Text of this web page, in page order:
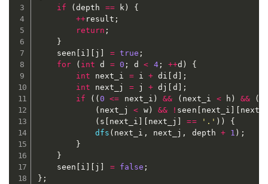
if
( depth == k)
{
++result ;
return ;
}
	seen
i j = true ;
for
( int d = 0 ; d < 4; ++d )
{
int next_i = i + di d
;
int next_j = j + dj d
;
if
( (0 <= next_i ) && ( next_i < h ) && (
( next_j < w) && ! seen next_i
( s next_i next_j == '.' ) )
{
dfs ( next_i , next_j , depth + 1 ) ;
}
}
	seen
i j = false ;
} ;